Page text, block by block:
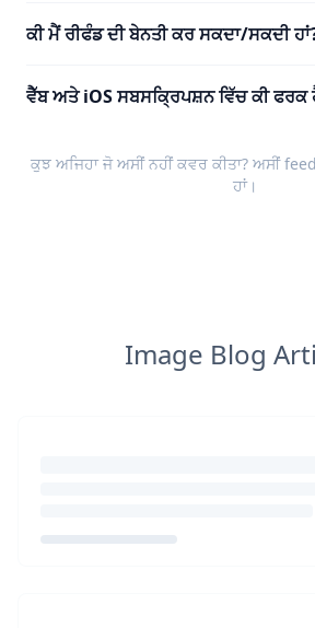
ਕੀ ਮੈਂ ਰੀਫੰਡ ਦੀ ਬੇਨਤੀ ਕਰ ਸਕਦਾ/ਸਕਦੀ
ਵੈੱਬ ਅਤੇ iOS ਸਬਸਕ੍ਰਿਪਸ਼ਨ ਵਿੱਚ ਕੀ ਫਰਕ
ਕੁਝ ਅਜਿਹਾ ਜੋ ਅਸੀਂ ਨਹੀਂ ਕਵਰ ਕੀਤਾ? ਅਸੀਂ
ਹਾਂ।
Image Blog